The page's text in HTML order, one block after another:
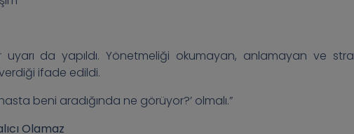
da yapıldı. Yönetmeliği okumayan, anlamayan ve
ifade edildi.
beni aradığında ne görüyor?’ olmalı.”
Olamaz